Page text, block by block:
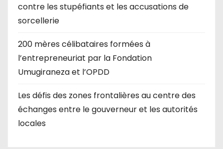
contre les stupéfiants et les accusations de
sorcellerie
200 mères célibataires formées à
l’entrepreneuriat par la Fondation
Umugiraneza et l’OPDD
Les défis des zones frontalières au centre des
échanges entre le gouverneur et les autorités
locales